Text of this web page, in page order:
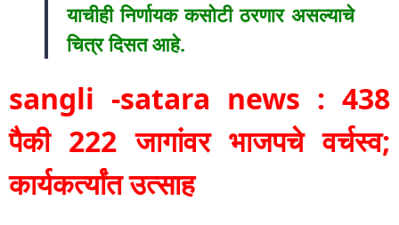
याचीही निर्णायक कसोटी ठरणार असल्याचे
चित्र दिसत आहे.
sangli -satara news : 438
पैकी 222 जागांवर भाजपचे वर्चस्व;
कार्यकर्त्यांत उत्साह